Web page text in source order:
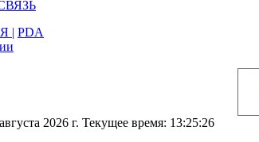
| PDA
2026 г. Текущее время: 13:25:26